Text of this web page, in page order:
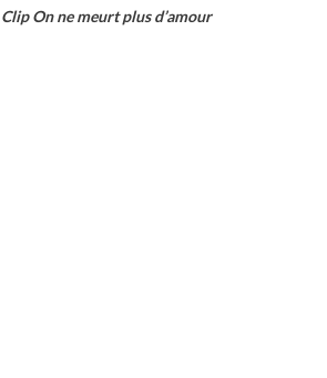
Clip On ne meurt plus d’amour